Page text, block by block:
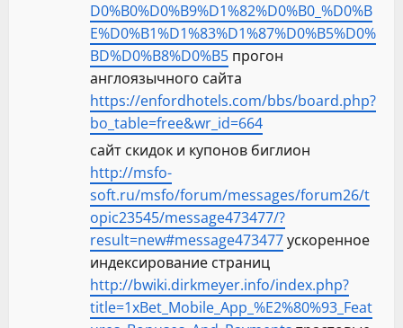
D0%B0%D0%B9%D1%82%D0%B0_%D0%B
E%D0%B1%D1%83%D1%87%D0%B5%D0%
BD%D0%B8%D0%B5 прогон
англоязычного сайта
https://enfordhotels.com/bbs/board.php?
bo_table=free&wr_id=664
сайт скидок и купонов биглион
http://msfo-
soft.ru/msfo/forum/messages/forum26/t
opic23545/message473477/?
result=new#message473477ускоренное
индексирование страниц
http://bwiki.dirkmeyer.info/index.php?
title=1xBet_Mobile_App_%E2%80%93_Feat